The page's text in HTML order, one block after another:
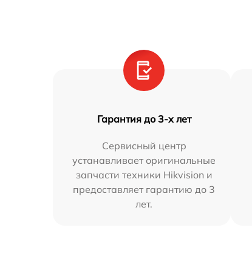
Гарантия до 3-х лет
Сервисный центр
устанавливает оригинальные
запчасти техники Hikvision и
предоставляет гарантию до 3
лет.